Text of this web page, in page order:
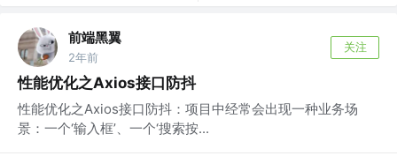
前端黑翼
2年前
关注
性能优化之Axios接口防抖
性能优化之Axios接口防抖：项目中经常会出现一种业务场
景：一个‘输入框’、一个‘搜索按...